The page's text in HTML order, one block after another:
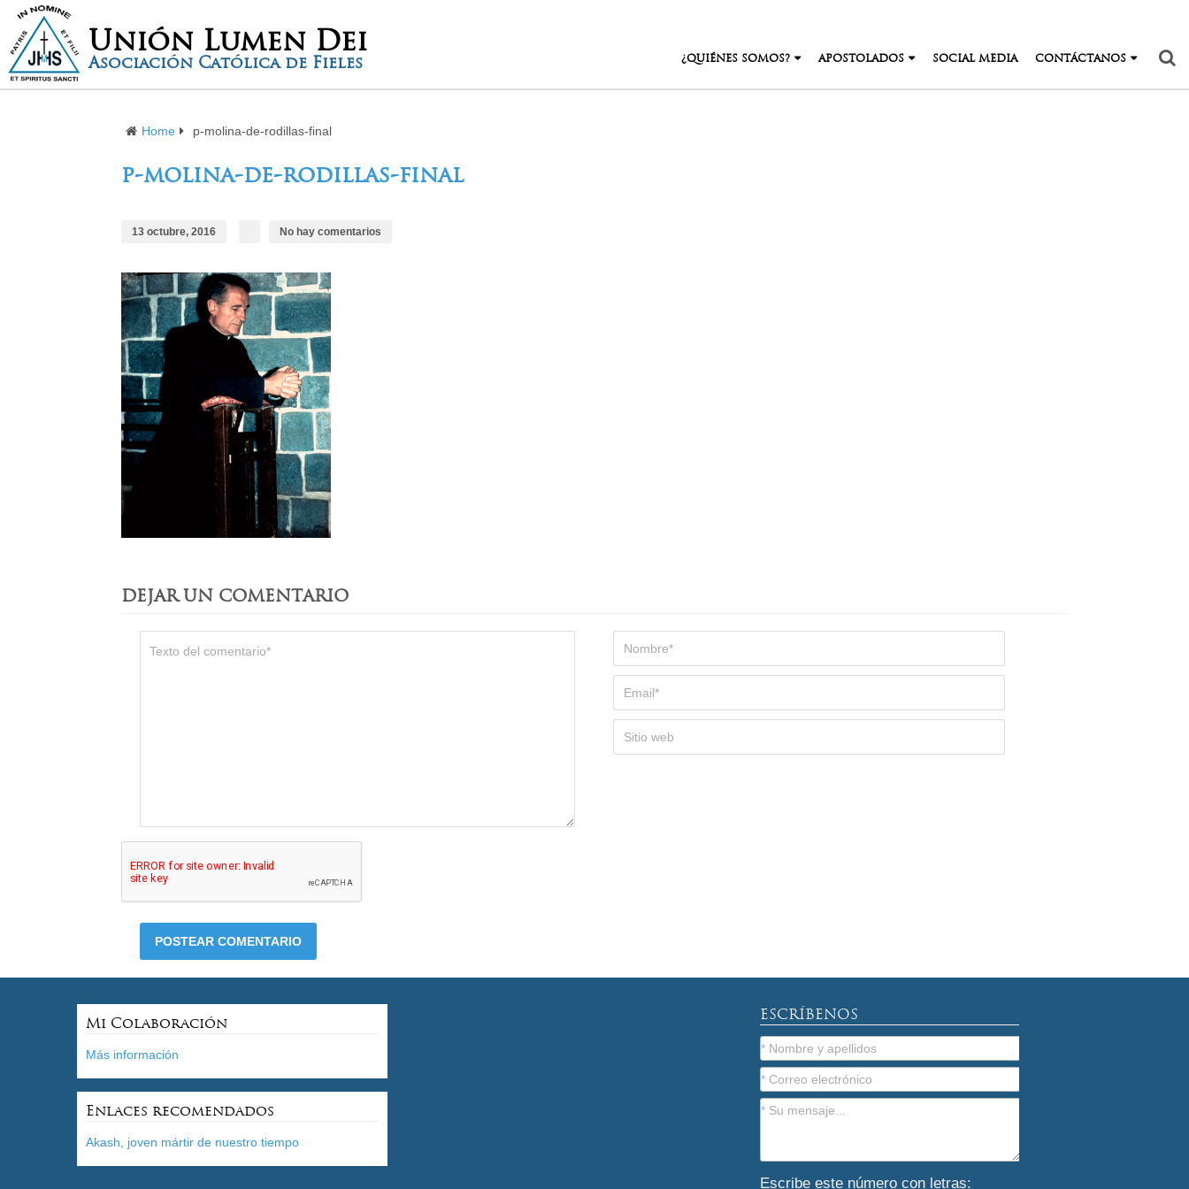
Unión Lumen Dei
Asociación Católica de Fieles ¿QUIÉNES SOMOS? APOSTOLADOS SOCIAL MEDIA CONTÁCTANOS
Home p-molina-de-rodillas-final
p-molina-de-rodillas-final
13 octubre, 2016 No hay comentarios
DEJAR UN COMENTARIO
Mi Colaboración
Más información
Enlaces recomendados
Akash, joven mártir de nuestro tiempo
ESCRÍBENOS
Escribe este número con letras: